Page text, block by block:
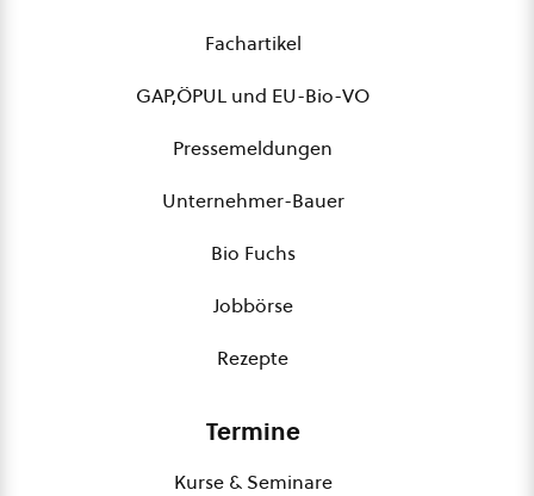
Fachartikel
GAP,ÖPUL und EU-Bio-VO
Pressemeldungen
Unternehmer-Bauer
Bio Fuchs
Jobbörse
Rezepte
Termine
Kurse & Seminare